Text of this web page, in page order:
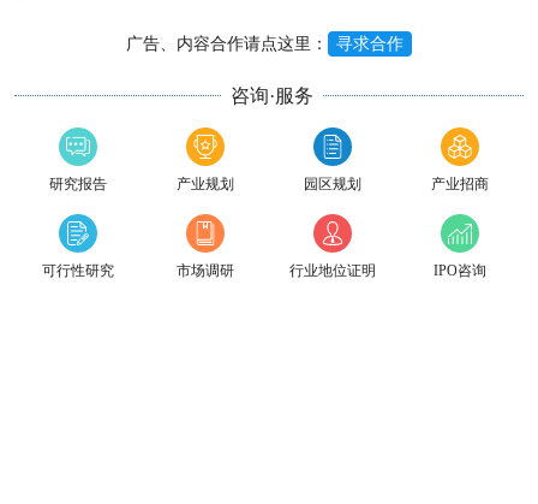
广告、内容合作请点这里： 寻求合作
咨询·服务
研究报告 产业规划 园区规划 产业招商
可行性研究 市场调研 行业地位证明 IPO咨询